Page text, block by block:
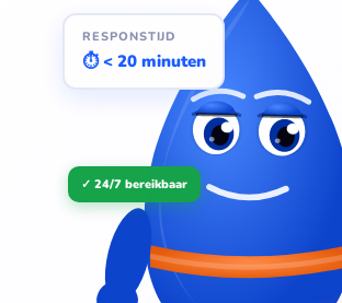
RESPONSTIJD
⏱ < 20 minuten
✓ 24/7 bereikbaar